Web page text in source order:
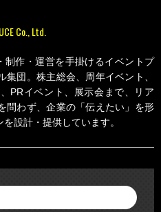
Co., Ltd.
制作・運営を手掛けるイベントプ
団。株主総会、周年イベント、
PRイベント、展示会まで、リア
問わず、企業の「伝えたい」を形
設計・提供しています。